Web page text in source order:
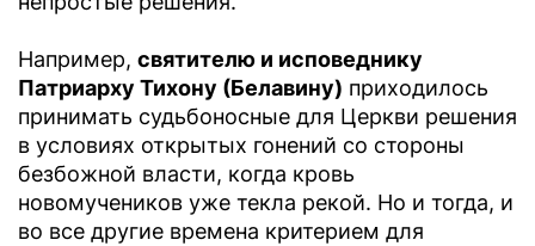
Например, святителю и исповеднику
Патриарху Тихону (Белавину) приходилось
принимать судьбоносные для Церкви решения
в условиях открытых гонений со стороны
безбожной власти, когда кровь
новомучеников уже текла рекой. Но и тогда, и
во все другие времена критерием для